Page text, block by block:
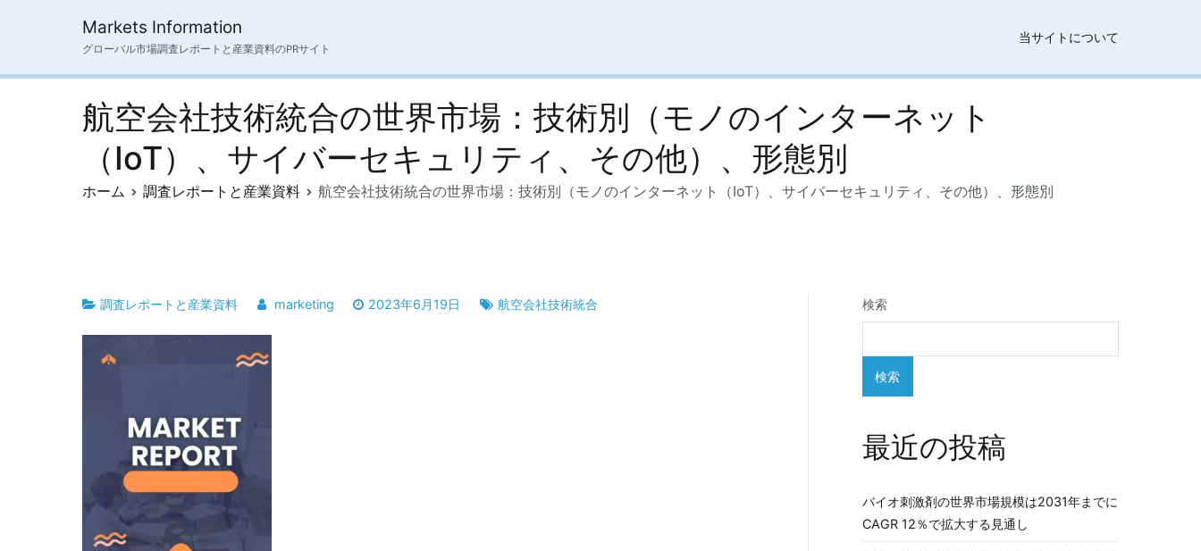
ス
Markets Information
グローバル市場調査レポートと産業資料のPRサイト
当サイトについて
航空会社技術統合の世界市場：技術別（モノのインターネット
（IoT）、サイバーセキュリティ、その他）、形態別
ホーム 調査レポートと産業資料 航空会社技術統合の世界市場：技術別（モノのインターネット（IoT）、サイバーセキュリティ、その他）、形態別
調査レポートと産業資料 marketing 2023年6月19日 航空会社技術統合 検索
検索
最近の投稿
バイオ刺激剤の世界市場規模は2031年までに
CAGR 12％で拡大する見通し